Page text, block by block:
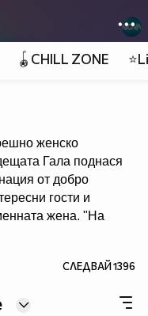
🪀CHILL ZONE
женско
Гала поднася
от добро
гости и
жена. "На
СЛЕДВАЙ1396